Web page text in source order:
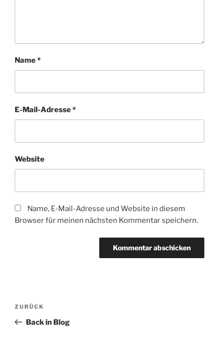
Name*
E-Mail-Adresse*
Website
Name, E-Mail-Adresse und Website in diesem
Browser für meinen nächsten Kommentar speichern.
Beitragsnavigation
Vorheriger
Beitrag
ZURÜCK
Back in Blog